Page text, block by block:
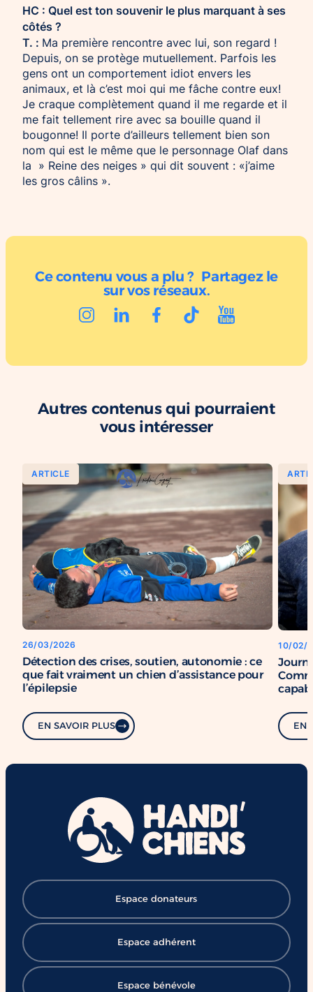
HC : Quel est ton souvenir le plus marquant à ses
côtés ?
T. : Ma première rencontre avec lui, son regard !
Depuis, on se protège mutuellement. Parfois les
gens ont un comportement idiot envers les
animaux, et là c’est moi qui me fâche contre eux!
Je craque complètement quand il me regarde et il
me fait tellement rire avec sa bouille quand il
bougonne! Il porte d’ailleurs tellement bien son
nom qui est le même que le personnage Olaf dans
la » Reine des neiges » qui dit souvent : «j’aime
les gros câlins ».
Ce contenu vous a plu ? Partagez le
sur vos réseaux.
Autres contenus qui pourraient
vous intéresser
ARTICLE
26/03/2026
Détection des crises, soutien, autonomie : ce
que fait vraiment un chien d’assistance pour
l’épilepsie
EN SAVOIR PLUS
10/02/
EN
Espace donateurs
Espace adhérent
Espace bénévole